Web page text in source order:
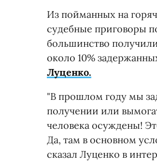
Из пойманных на
судебные приговоры
большинство
около 10%
Луценко.
"В прошлом году мы
получении или
человека осуждены!
Да, там в основном
сказал Луценко в